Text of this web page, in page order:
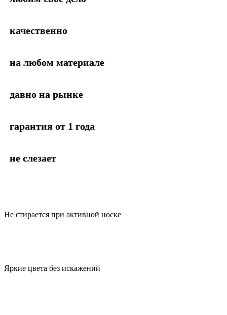
качественно
на любом материале
давно на рынке
гарантия от 1 года
не слезает
Не стирается при активной носке
Яркие цвета без искажений